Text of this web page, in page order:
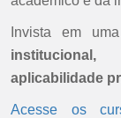
Invista em
aplicabilidade
Acesse os